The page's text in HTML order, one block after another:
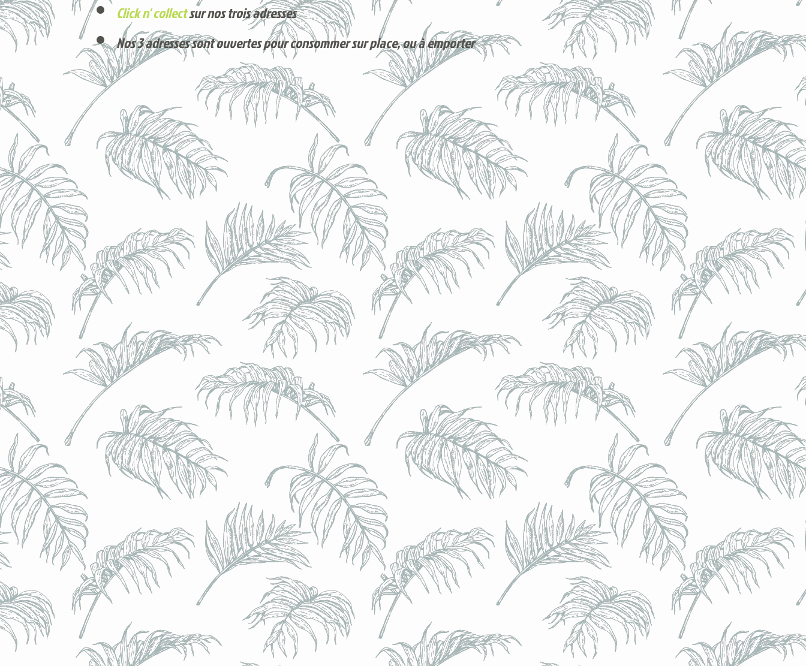
Click n' collectsur nos trois adresses
Nos 3 adresses sont ouvertes pour consommer sur place, ou à emporter
Voici nos derniers arrivages !
Produits phares